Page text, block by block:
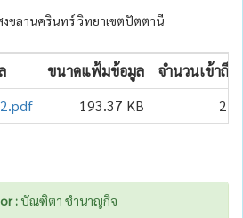
ขลานครินทร์ วิทยาเขตปัตตานี
ขนาดแฟ้มข้อมูล
จำนวนเข้าถึง
193.37 KB 21
: บัณฑิตา ชำนาญกิจ